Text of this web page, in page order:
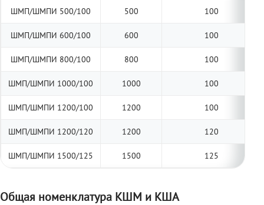
ШМП/ШМПИ 500/100 500 100
ШМП/ШМПИ 600/100 600 100
ШМП/ШМПИ 800/100 800 100
ШМП/ШМПИ 1000/100 1000 100
ШМП/ШМПИ 1200/100 1200 100
ШМП/ШМПИ 1200/120 1200 120
ШМП/ШМПИ 1500/125 1500 125
Общая номенклатура КШМ и КША